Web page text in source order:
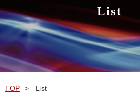
List
TOP List